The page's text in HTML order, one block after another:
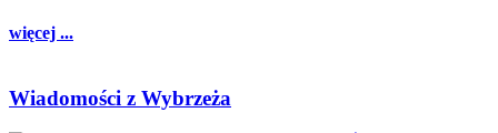
więcej ...
Wiadomości z Wybrzeża